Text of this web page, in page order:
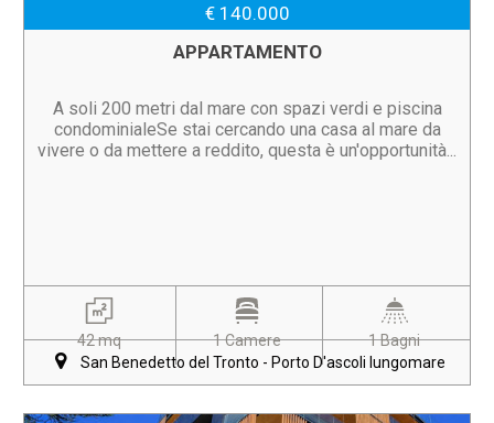
€ 140.000
APPARTAMENTO
A soli 200 metri dal mare con spazi verdi e piscina
condominialeSe stai cercando una casa al mare da
vivere o da mettere a reddito, questa è un'opportunità...
42 mq 1 Camere
1 Bagni
San Benedetto del Tronto - Porto D'ascoli lungomare